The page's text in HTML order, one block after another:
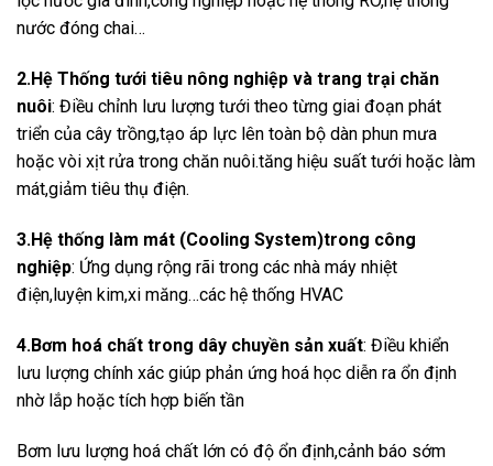
nước đóng chai…
2.Hệ Thống tưới tiêu nông nghiệp và trang trại chăn
nuôi: Điều chỉnh lưu lượng tưới theo từng giai đoạn phát
triển của cây trồng,tạo áp lực lên toàn bộ dàn phun mưa
hoặc vòi xịt rửa trong chăn nuôi.tăng hiệu suất tưới hoặc làm
mát,giảm tiêu thụ điện.
3.Hệ thống làm mát (Cooling System)trong công
nghiệp: Ứng dụng rộng rãi trong các nhà máy nhiệt
điện,luyện kim,xi măng…các hệ thống HVAC
4.Bơm hoá chất trong dây chuyền sản xuất: Điều khiển
lưu lượng chính xác giúp phản ứng hoá học diễn ra ổn định
nhờ lắp hoặc tích hợp biến tần
Bơm lưu lượng hoá chất lớn có độ ổn định,cảnh báo sớm